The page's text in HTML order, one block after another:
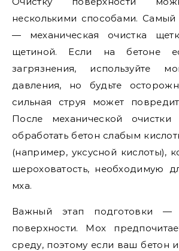
несколькими способами.
— механическая очистка
щетиной. Если на бетоне
загрязнения, используйте
давления, но будьте
сильная струя может
После механической очистки
обработать бетон слабым
(например, уксусной кислоты),
шероховатость, необходимую
мха.
Важный этап подготовки —
поверхности. Мох
среду, поэтому если ваш бетон